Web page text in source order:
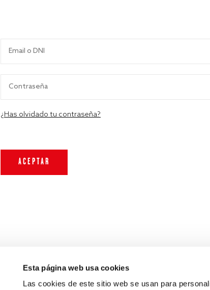
Esta página web usa cookies
Las cookies de este sitio web se usan para
¿Has olvidado tu contraseña?